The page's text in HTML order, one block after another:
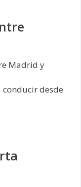
Madrid y
desde